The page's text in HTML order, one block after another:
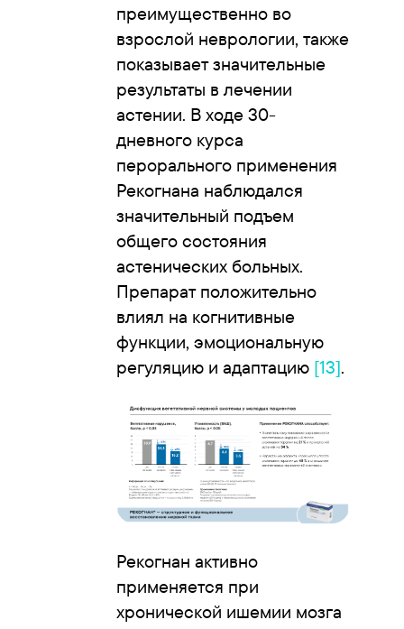
преимущественно во
взрослой неврологии, также
показывает значительные
результаты в лечении
астении. В ходе 30-
дневного курса
перорального применения
Рекогнана наблюдался
значительный подъем
общего состояния
астенических больных.
Препарат положительно
влиял на когнитивные
функции, эмоциональную
регуляцию и адаптацию [13].
Рекогнан активно
применяется при
хронической ишемии мозга